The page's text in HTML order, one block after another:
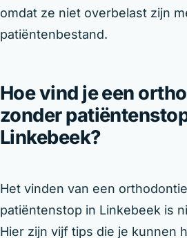
omdat ze niet overbelast zijn
patiëntenbestand.
Hoe vind je een
zonder
Linkebeek?
Het vinden van een
patiëntenstop in Linkebeek is
Hier zijn vijf tips die je kunnen